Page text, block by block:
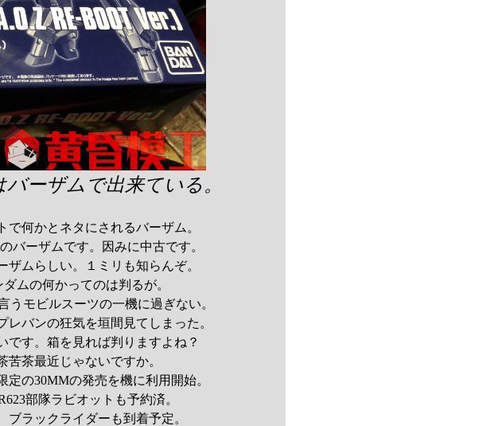
ーザムで出来ている。
何かとネタにされるバーザム。
バーザムです。因みに中古です。
ムらしい。１ミリも知らんぞ。
ムの何かってのは判るが。
モビルスーツの一機に過ぎない。
バンの狂気を垣間見てしまった。
です。箱を見れば判りますよね？
茶最近じゃないですか。
の30MMの発売を機に利用開始。
部隊ラビオットも予約済。
ラックライダーも到着予定。